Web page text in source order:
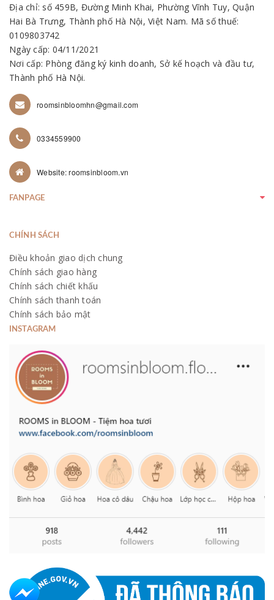
Địa chỉ: số 459B, Đường Minh Khai, Phường Vĩnh Tuy, Quận
Hai Bà Trưng, Thành phố Hà Nội, Việt Nam. Mã số thuế:
0109803742
Ngày cấp: 04/11/2021
Nơi cấp: Phòng đăng ký kinh doanh, Sở kế hoạch và đầu tư,
Thành phố Hà Nội.
roomsinbloomhn@gmail.com
0334559900
Website: roomsinbloom.vn
FANPAGE
CHÍNH SÁCH
Điều khoản giao dịch chung
Chính sách giao hàng
Chính sách chiết khấu
Chính sách thanh toán
Chính sách bảo mật
INSTAGRAM